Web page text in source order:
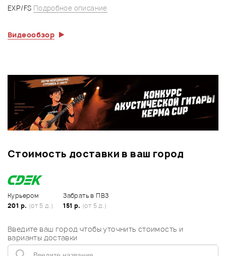
EXP/FS Подробное описание
Видеообзор
Стоимость доставки в ваш город
Курьером
201 р. (от 5 д.)
Забрать в ПВЗ
151 р. (от 5 д.)
Введите ваш город чтобы уточнить стоимость и
варианты доставки